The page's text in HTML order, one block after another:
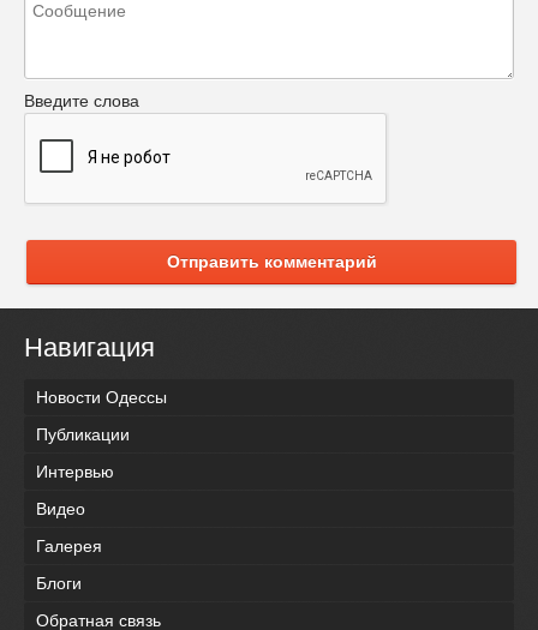
Введите слова
Отправить комментарий
Навигация
Новости Одессы
Публикации
Интервью
Видео
Галерея
Блоги
Обратная связь